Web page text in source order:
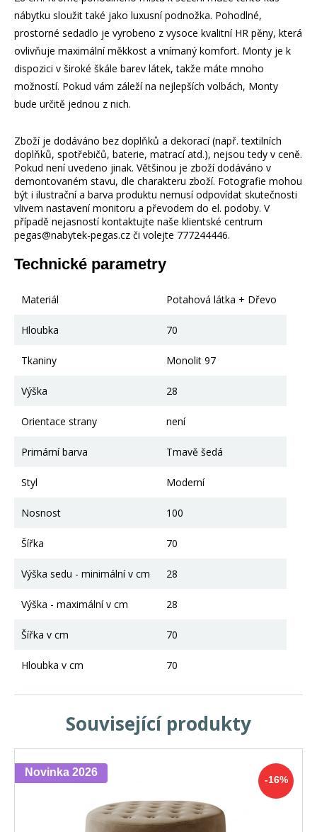
nábytku sloužit také jako luxusní podnožka. Pohodlné,
prostorné sedadlo je vyrobeno z vysoce kvalitní HR pěny, která
ovlivňuje maximální měkkost a vnímaný komfort. Monty je k
dispozici v široké škále barev látek, takže máte mnoho
možností. Pokud vám záleží na nejlepších volbách, Monty
bude určitě jednou z nich.
Zboží je dodáváno bez doplňků a dekorací (např. textilních
doplňků, spotřebičů, baterie, matrací atd.), nejsou tedy v ceně.
Pokud není uvedeno jinak. Většinou je zboží dodáváno v
demontovaném stavu, dle charakteru zboží. Fotografie mohou
být i ilustrační a barva produktu nemusí odpovídat skutečnosti
vlivem nastavení monitoru a převodem do el. podoby. V
případě nejasností kontaktujte naše klientské centrum
pegas@nabytek-pegas.cz či volejte 777244446.
Technické parametry
Materiál Potahová látka + Dřevo
Hloubka 70
Tkaniny Monolit 97
Výška 28
Orientace strany není
Primární barva Tmavě šedá
Styl Moderní
Nosnost 100
Šířka 70
Výška sedu - minimální v cm 28
Výška - maximální v cm 28
Šířka v cm 70
Hloubka v cm 70
Související produkty
-16%
Novinka 2026